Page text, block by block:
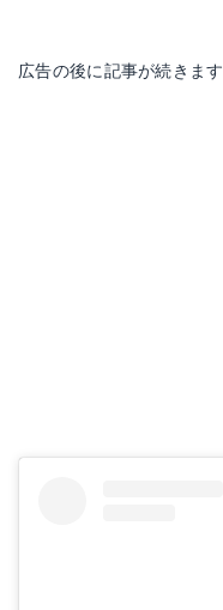
広告の後に記事が続きます